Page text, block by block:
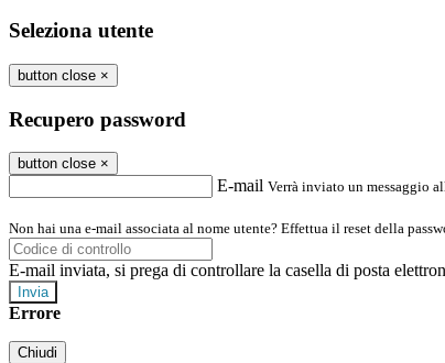
Seleziona utente
button close ×
Recupero password
button close ×
E-mail Verrà inviato un messaggio
Non hai una e-mail associata al nome utente? Effettua il reset della
E-mail inviata, si prega di controllare la casella di posta
Errore
Chiudi